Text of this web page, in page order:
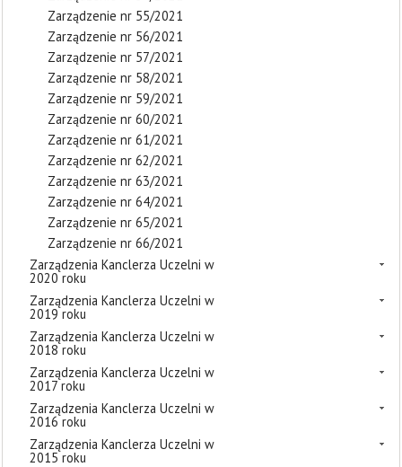
Zarządzenie nr 55/2021
Zarządzenie nr 56/2021
Zarządzenie nr 57/2021
Zarządzenie nr 58/2021
Zarządzenie nr 59/2021
Zarządzenie nr 60/2021
Zarządzenie nr 61/2021
Zarządzenie nr 62/2021
Zarządzenie nr 63/2021
Zarządzenie nr 64/2021
Zarządzenie nr 65/2021
Zarządzenie nr 66/2021
Zarządzenia Kanclerza Uczelni w
2020 roku
Zarządzenia Kanclerza Uczelni w
2019 roku
Zarządzenia Kanclerza Uczelni w
2018 roku
Zarządzenia Kanclerza Uczelni w
2017 roku
Zarządzenia Kanclerza Uczelni w
2016 roku
Zarządzenia Kanclerza Uczelni w
2015 roku